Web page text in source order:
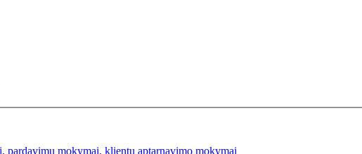
pardavimu mokymai, klientu aptarnavimo mokymai